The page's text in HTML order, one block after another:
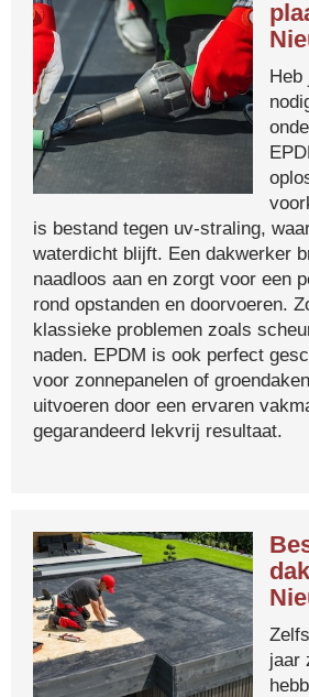
Heb
is bestand tegen uv-straling,
waterdicht blijft. Een dakwerker
naadloos aan en zorgt voor een
rond opstanden en doorvoeren.
klassieke problemen zoals
naden. EPDM is ook perfect
voor zonnepanelen of
uitvoeren door een ervaren
gegarandeerd lekvrij resultaat.
jaar